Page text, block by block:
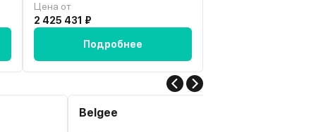
Цена от
2 425 431 ₽
Подробнее
Belgee